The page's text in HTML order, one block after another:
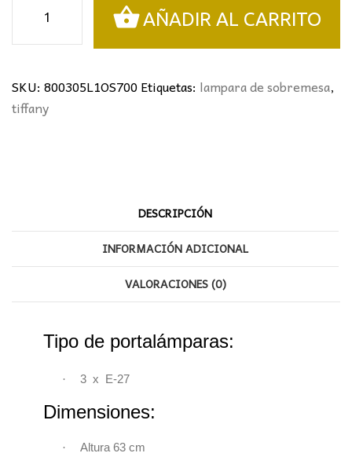
tiffany
cantidad
AÑADIR AL CARRITO
SKU: 800305L1OS700Etiquetas: lampara de sobremesa,
tiffany
DESCRIPCIÓN
INFORMACIÓN ADICIONAL
VALORACIONES (0)
Tipo de portalámparas:
· 3 x E-27
Dimensiones:
· Altura 63 cm